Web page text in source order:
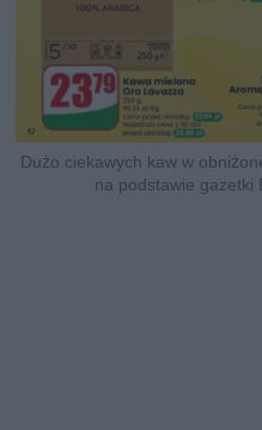
Dużo ciekawych kaw w
na podstawie gazetki